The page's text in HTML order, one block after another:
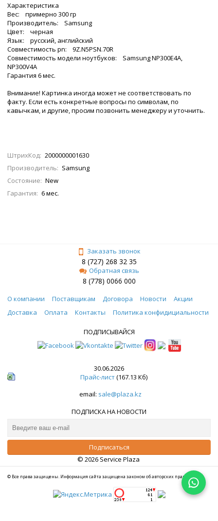
Характеристика
Вес: примерно 300 гр
Производитель: Samsung
Цвет: черная
Язык: русский, английский
Совместимость pn: 9Z.N5PSN.70R
Совместимость модели ноутбуков: Samsung NP300E4A,
NP300V4A
Гарантия 6 мес.
Внимание! Картинка иногда может не соответствовать по
факту. Если есть конкретные вопросы по символам, по
кавычкам, и другие, просим позвонить менеджеру и уточнить.
ШтрихКод: 2000000001630
Производитель: Samsung
Состояние: New
Гарантия: 6 мес.
Заказать звонок
8 (727) 268 32 35
Обратная связь
8 (778) 0066 000
О компании Поставщикам Договора Новости
Акции
Доставка
Оплата Контакты Политика конфидициальности
ПОДПИСЫВАЙСЯ
30.06.2026
Прайс-лист(167.13 Кб)
email: sale@plaza.kz
ПОДПИСКА НА НОВОСТИ
© 2026 Service Plaza
© Все права защищены. Информация сайта защищена законом об авторских правах.